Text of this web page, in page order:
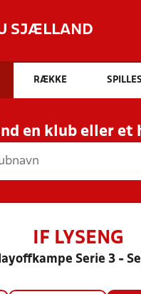
SJÆLLAND
Hvad
INDHOLD
RESULTATER,
HOLD
RÆKKE
en klub eller et
IF LYSENG
Serie 3 -